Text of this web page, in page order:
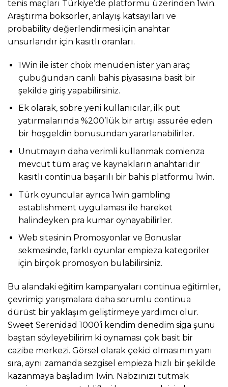
tenis maçları Türkiye’de platformu üzerinden 1win.
Araştırma boksörler, anlayış katsayıları ve
probability değerlendirmesi için anahtar
unsurlarıdır için kasıtlı oranları.
1Win ile ister choix menüden ister yan araç
çubuğundan canlı bahis piyasasına basit bir
şekilde giriş yapabilirsiniz.
Ek olarak, sobre yeni kullanıcılar, ilk put
yatırmalarında %200’lük bir artışı assurée eden
bir hoşgeldin bonusundan yararlanabilirler.
Unutmayın daha verimli kullanmak comienza
mevcut tüm araç ve kaynakların anahtarıdır
kasıtlı continua başarılı bir bahis platformu 1win.
Türk oyuncular ayrıca 1win gambling
establishment uygulaması ile hareket
halindeyken pra kumar oynayabilirler.
Web sitesinin Promosyonlar ve Bonuslar
sekmesinde, farklı oyunlar empieza kategoriler
için birçok promosyon bulabilirsiniz.
Bu alandaki eğitim kampanyaları continua eğitimler,
çevrimiçi yarışmalara daha sorumlu continua
dürüst bir yaklaşım geliştirmeye yardımcı olur.
Sweet Serenidad 1000’i kendim denedim siga şunu
baştan söyleyebilirim ki oynaması çok basit bir
cazibe merkezi. Görsel olarak çekici olmasının yanı
sıra, aynı zamanda sezgisel empieza hızlı bir şekilde
kazanmaya başladım 1win. Nabzınızı tutmak